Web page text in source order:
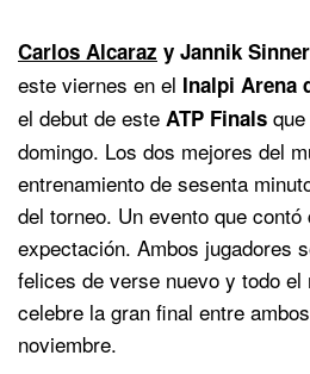
Carlos Alcaraz y Jannik Sinner
este viernes en el Inalpi Arena
el debut de este ATP Finals
domingo. Los dos mejores del
entrenamiento de sesenta
del torneo. Un evento que contó
expectación. Ambos jugadores
felices de verse nuevo y todo el
celebre la gran final entre
noviembre.